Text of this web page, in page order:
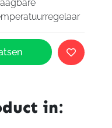
u dus geld uit
in: